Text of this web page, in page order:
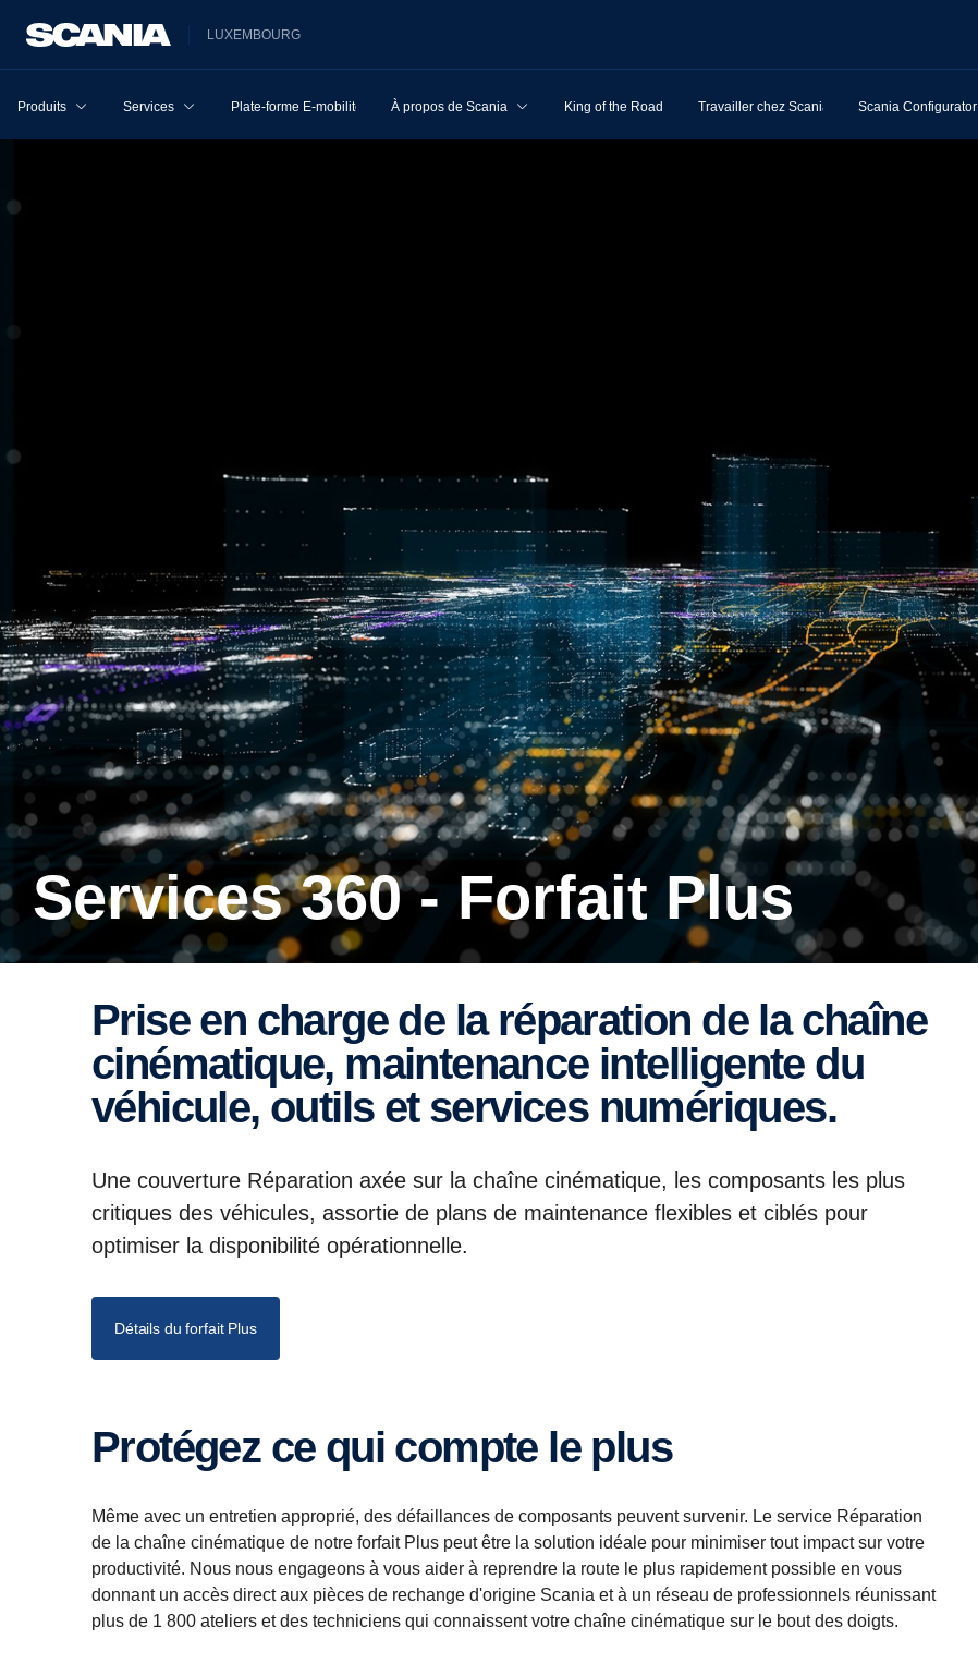
LUXEMBOURG
Produits Services Plate-forme E-mobilité À propos de Scania King of the Road Travailler chez Scania Scania Configurator
Services 360 - Forfait Plus
Prise en charge de la réparation de la chaîne
cinématique, maintenance intelligente du
véhicule, outils et services numériques.
Une couverture Réparation axée sur la chaîne cinématique, les composants les plus
critiques des véhicules, assortie de plans de maintenance flexibles et ciblés pour
optimiser la disponibilité opérationnelle.
Détails du forfait Plus
Protégez ce qui compte le plus
Même avec un entretien approprié, des défaillances de composants peuvent survenir. Le service Réparation
de la chaîne cinématique de notre forfait Plus peut être la solution idéale pour minimiser tout impact sur votre
productivité. Nous nous engageons à vous aider à reprendre la route le plus rapidement possible en vous
donnant un accès direct aux pièces de rechange d'origine Scania et à un réseau de professionnels réunissant
plus de 1 800 ateliers et des techniciens qui connaissent votre chaîne cinématique sur le bout des doigts.